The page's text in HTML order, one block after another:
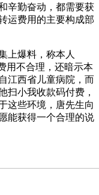
辛勤奋动，都需要获
运费用的主要构成部
爆料，称本人
用不合理，还暗示本
江西省儿童病院，而
扫小我收款码付费，
这些环境，唐先生向
能获得一个合理的说